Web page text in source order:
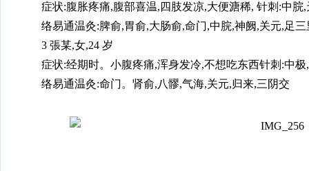
症状:腹胀疼痛,腹部喜温,四肢发凉,大便溏稀, 针刺:中脘
络易通温灸:脾俞,胃俞,大肠俞,命门,中脘,神阙,关元,足
3 張某,女,24 岁
症状:经期时。小腹疼痛,浑身发冷,不想吃东西针刺:中极
络易通温灸:命门。肾俞,八髎,气海,关元,归来,三阴交